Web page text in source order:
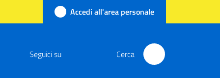
Accedi all'area personale
Seguici su Cerca